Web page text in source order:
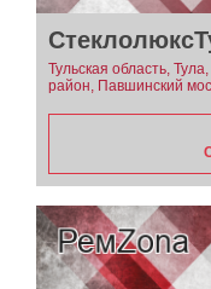
Тульская область,
район, Павшинский